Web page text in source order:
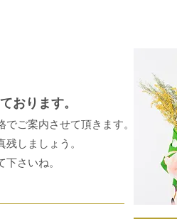
おります。
ご案内させて頂きます。
しましょう。
さいね。